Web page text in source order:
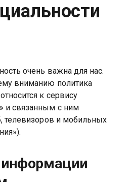
очень важна для нас.
вниманию политика
к сервису
и связанным с ним
телевизоров и мобильных
информации